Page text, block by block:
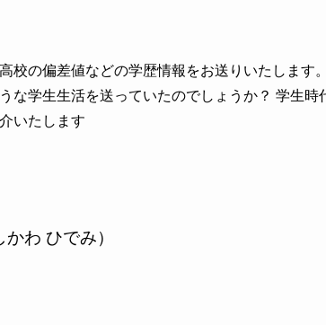
校の偏差値などの学歴情報をお送りいたします
な学生生活を送っていたのでしょうか？ 学生
いたします
かわ ひでみ）